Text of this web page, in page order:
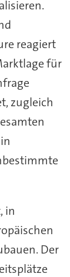
reagiert
für
zugleich
in
Der